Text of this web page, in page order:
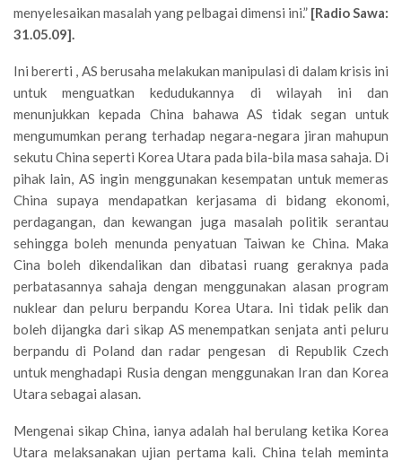
menyelesaikan masalah yang pelbagai dimensi ini.” [Radio Sawa:
31.05.09].
Ini bererti , AS berusaha melakukan manipulasi di dalam krisis ini
untuk menguatkan kedudukannya di wilayah ini dan
menunjukkan kepada China bahawa AS tidak segan untuk
mengumumkan perang terhadap negara-negara jiran mahupun
sekutu China seperti Korea Utara pada bila-bila masa sahaja. Di
pihak lain, AS ingin menggunakan kesempatan untuk memeras
China supaya mendapatkan kerjasama di bidang ekonomi,
perdagangan, dan kewangan juga masalah politik serantau
sehingga boleh menunda penyatuan Taiwan ke China. Maka
Cina boleh dikendalikan dan dibatasi ruang geraknya pada
perbatasannya sahaja dengan menggunakan alasan program
nuklear dan peluru berpandu Korea Utara. Ini tidak pelik dan
boleh dijangka dari sikap AS menempatkan senjata anti peluru
berpandu di Poland dan radar pengesan di Republik Czech
untuk menghadapi Rusia dengan menggunakan Iran dan Korea
Utara sebagai alasan.
Mengenai sikap China, ianya adalah hal berulang ketika Korea
Utara melaksanakan ujian pertama kali. China telah meminta